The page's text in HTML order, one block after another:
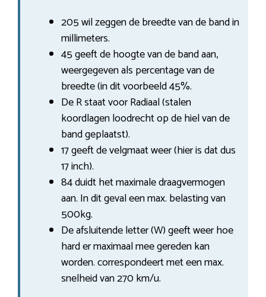
205 wil zeggen de breedte van de band in
millimeters.
45 geeft de hoogte van de band aan,
weergegeven als percentage van de
breedte (in dit voorbeeld 45%.
De R staat voor Radiaal (stalen
koordlagen loodrecht op de hiel van de
band geplaatst).
17 geeft de velgmaat weer (hier is dat dus
17 inch).
84 duidt het maximale draagvermogen
aan. In dit geval een max. belasting van
500kg.
De afsluitende letter (W) geeft weer hoe
hard er maximaal mee gereden kan
worden. correspondeert met een max.
snelheid van 270 km/u.